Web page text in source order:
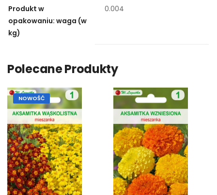
Produkt w
opakowaniu: waga (w
kg)
0.004
Polecane Produkty
NOWOŚĆ